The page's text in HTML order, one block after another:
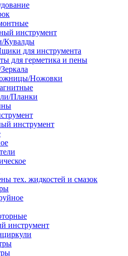
инструмент
Кувалды
для инструмента
для герметика и пены
Ножовки
Планки
инструмент
тех. жидкостей и смазок
инструмент